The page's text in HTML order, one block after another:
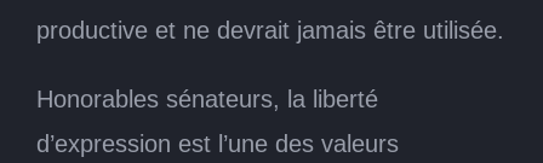
productive et ne devrait jamais être utilisée.
Honorables sénateurs, la liberté
d’expression est l’une des valeurs